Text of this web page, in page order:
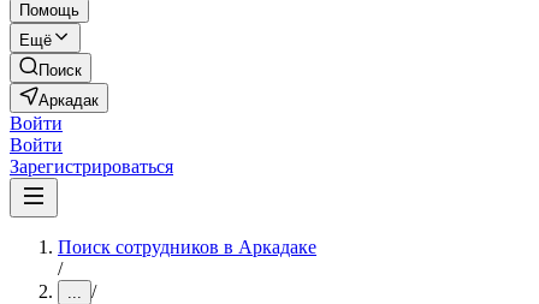
Помощь
Ещё
Поиск
Аркадак
Войти
Войти
Зарегистрироваться
Поиск сотрудников в Аркадаке
/
... /